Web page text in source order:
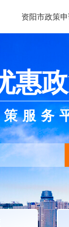
资阳市政策
惠
服务